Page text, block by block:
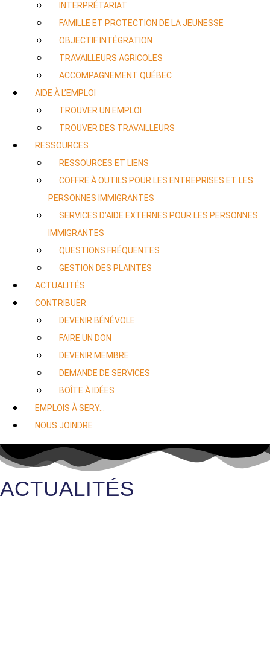
INTERPRÉTARIAT
FAMILLE ET PROTECTION DE LA JEUNESSE
OBJECTIF INTÉGRATION
TRAVAILLEURS AGRICOLES
ACCOMPAGNEMENT QUÉBEC
AIDE À L’EMPLOI
TROUVER UN EMPLOI
TROUVER DES TRAVAILLEURS
RESSOURCES
RESSOURCES ET LIENS
COFFRE À OUTILS POUR LES ENTREPRISES ET LES
PERSONNES IMMIGRANTES
SERVICES D’AIDE EXTERNES POUR LES PERSONNES
IMMIGRANTES
QUESTIONS FRÉQUENTES
GESTION DES PLAINTES
ACTUALITÉS
CONTRIBUER
DEVENIR BÉNÉVOLE
FAIRE UN DON
DEVENIR MEMBRE
DEMANDE DE SERVICES
BOÎTE À IDÉES
EMPLOIS À SERY…
NOUS JOINDRE
ACTUALITÉS